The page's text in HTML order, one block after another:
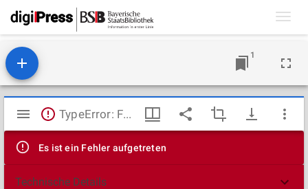
1
Mirador
Viewer
TypeError: Failed to fetch
Es ist ein Fehler aufgetreten
Technische Details